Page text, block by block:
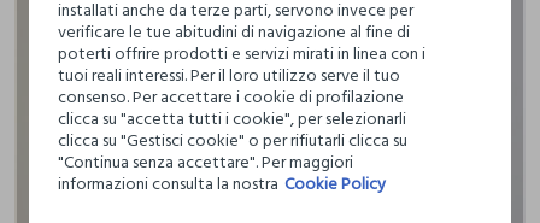
installati anche da terze parti, servono invece per
verificare le tue abitudini di navigazione al fine di
poterti offrire prodotti e servizi mirati in linea con i
tuoi reali interessi. Per il loro utilizzo serve il tuo
consenso. Per accettare i cookie di profilazione
clicca su "accetta tutti i cookie", per selezionarli
clicca su "Gestisci cookie" o per rifiutarli clicca su
"Continua senza accettare". Per maggiori
informazioni consulta la nostra Cookie Policy